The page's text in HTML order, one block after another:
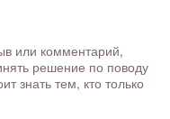
или комментарий,
решение по поводу
знать тем, кто только